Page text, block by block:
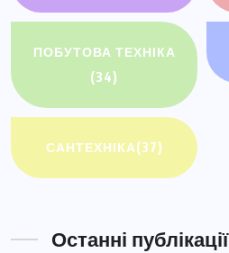
ПОБУТОВА ТЕХНІКА
(34)
САНТЕХНІКА(37)
Останні публікації